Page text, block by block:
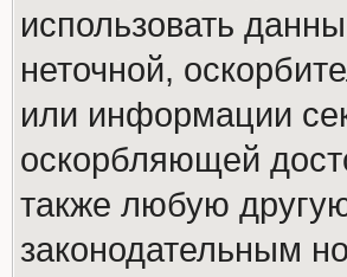
использовать
неточной,
или информации
оскорбляющей
также любую
законодательным